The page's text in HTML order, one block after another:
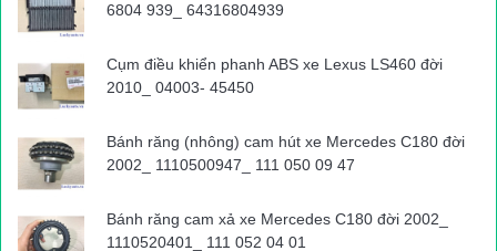
6804 939_ 64316804939
Cụm điều khiển phanh ABS xe Lexus LS460 đời
2010_ 04003- 45450
Bánh răng (nhông) cam hút xe Mercedes C180 đời
2002_ 1110500947_ 111 050 09 47
Bánh răng cam xả xe Mercedes C180 đời 2002_
1110520401_ 111 052 04 01